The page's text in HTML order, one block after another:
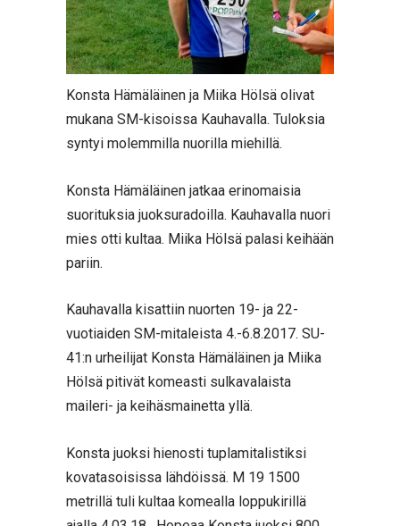
Konsta Hämäläinen ja Miika Hölsä olivat
mukana SM-kisoissa Kauhavalla. Tuloksia
syntyi molemmilla nuorilla miehillä.
Konsta Hämäläinen jatkaa erinomaisia
suorituksia juoksuradoilla. Kauhavalla nuori
mies otti kultaa. Miika Hölsä palasi keihään
pariin.
Kauhavalla kisattiin nuorten 19- ja 22-
vuotiaiden SM-mitaleista 4.-6.8.2017. SU-
41:n urheilijat Konsta Hämäläinen ja Miika
Hölsä pitivät komeasti sulkavalaista
maileri- ja keihäsmainetta yllä.
Konsta juoksi hienosti tuplamitalistiksi
kovatasoisissa lähdöissä. M 19 1500
metrillä tuli kultaa komealla loppukirillä